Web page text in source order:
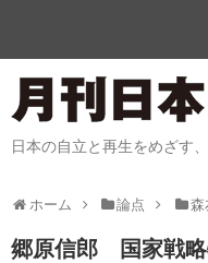
日本の自立と再生をめざす
ホーム 論点 森
郷原信郎 国家戦略